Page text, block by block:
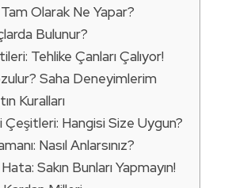
Olarak Ne Yapar?
Bulunur?
Tehlike Çanları Çalıyor!
Saha Deneyimlerim
Kuralları
Çeşitleri: Hangisi Size Uygun?
Nasıl Anlarsınız?
Sakın Bunları Yapmayın!